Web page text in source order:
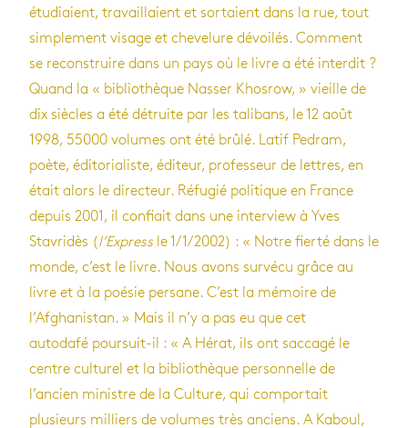
étudiaient, travaillaient et sortaient dans la rue, tout
simplement visage et chevelure dévoilés. Comment
se reconstruire dans un pays où le livre a été interdit ?
Quand la « bibliothèque Nasser Khosrow, » vieille de
dix siècles a été détruite par les talibans, le 12 août
1998, 55000 volumes ont été brûlé. Latif Pedram,
poète, éditorialiste, éditeur, professeur de lettres, en
était alors le directeur. Réfugié politique en France
depuis 2001, il confiait dans une interview à Yves
Stavridès (l’Express le 1/1/2002) : « Notre fierté dans le
monde, c’est le livre. Nous avons survécu grâce au
livre et à la poésie persane. C’est la mémoire de
l’Afghanistan. » Mais il n’y a pas eu que cet
autodafé poursuit-il : « A Hérat, ils ont saccagé le
centre culturel et la bibliothèque personnelle de
l’ancien ministre de la Culture, qui comportait
plusieurs milliers de volumes très anciens. A Kaboul,